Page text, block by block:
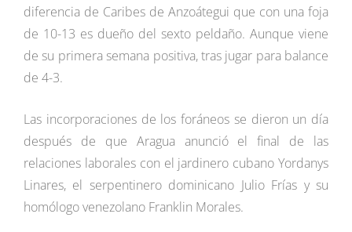
diferencia de Caribes de Anzoátegui que con una foja
de 10-13 es dueño del sexto peldaño. Aunque viene
de su primera semana positiva, tras jugar para balance
de 4-3.
Las incorporaciones de los foráneos se dieron un día
después de que Aragua anunció el final de las
relaciones laborales con el jardinero cubano Yordanys
Linares, el serpentinero dominicano Julio Frías y su
homólogo venezolano Franklin Morales.